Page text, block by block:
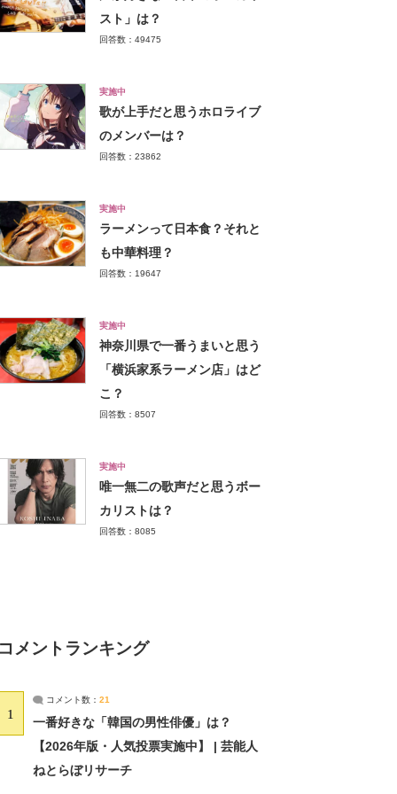
スト」は？
回答数：49475
実施中
歌が上手だと思うホロライブ
のメンバーは？
回答数：23862
実施中
ラーメンって日本食？それと
も中華料理？
回答数：19647
実施中
神奈川県で一番うまいと思う
「横浜家系ラーメン店」はど
こ？
回答数：8507
実施中
唯一無二の歌声だと思うボー
カリストは？
回答数：8085
メントランキング
1
コメント数： 21
一番好きな「韓国の男性俳優」は？
【2026年版・人気投票実施中】 | 芸能人
ねとらぼリサーチ